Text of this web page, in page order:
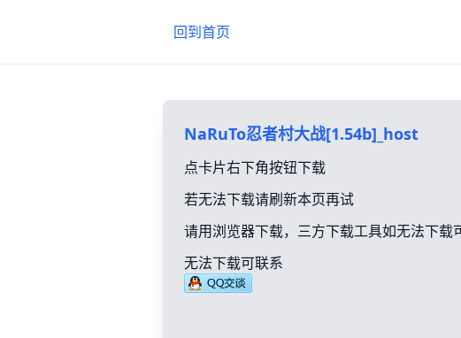
回到首页
NaRuTo忍者村大战[1.54b]_host
点卡片右下角按钮下载
若无法下载请刷新本页再试
请用浏览器下载，三方下载工具如无法下载
无法下载可联系